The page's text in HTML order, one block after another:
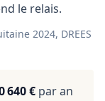
le relais.
2024, DREES
640 € par an